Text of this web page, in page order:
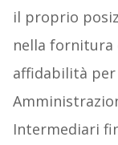
il proprio
nella fornitura
affidabilità per
Intermediari